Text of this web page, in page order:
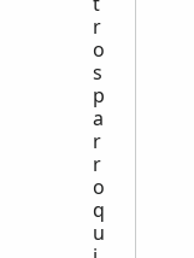
r
o
s
p
a
r
r
o
q
u